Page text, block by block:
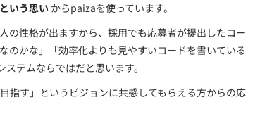
いう思い からpaizaを使っています。
の性格が出ますから、採用でも応募者が提出したコー
のかな」「効率化よりも見やすいコードを書いている
テムならではだと思います。
指す」というビジョンに共感してもらえる方からの応